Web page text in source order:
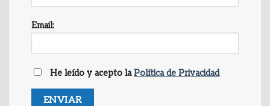
Email:
He leído y acepto laPolítica de Privacidad